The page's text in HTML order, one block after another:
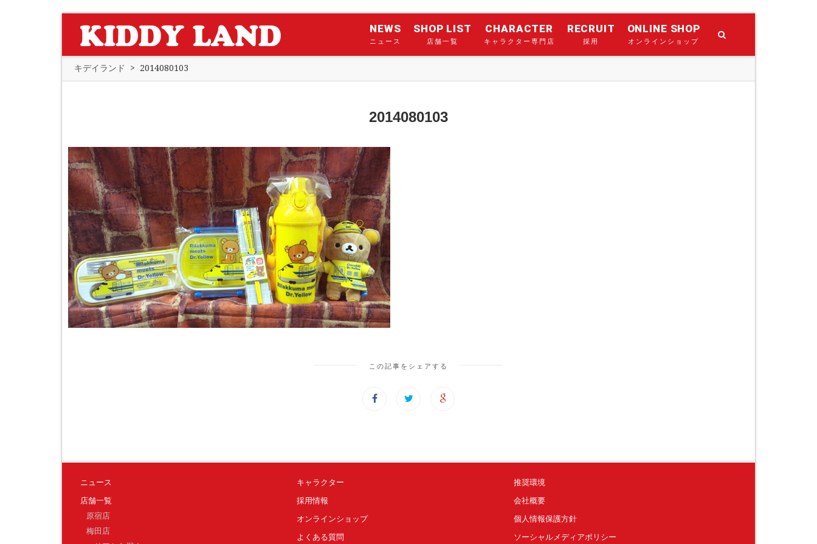
NEWS
ニュース
SHOP LIST
店舗一覧
CHARACTER
キャラクター専門店
RECRUIT
採用
ONLINE SHOP
オンラインショップ
キデイランド > 2014080103
2014080103
この記事をシェアする
ニュース
店舗一覧
原宿店
梅田店
キャラクター
採用情報
オンラインショップ
よくある質問
推奨環境
会社概要
個人情報保護方針
ソーシャルメディアポリシー